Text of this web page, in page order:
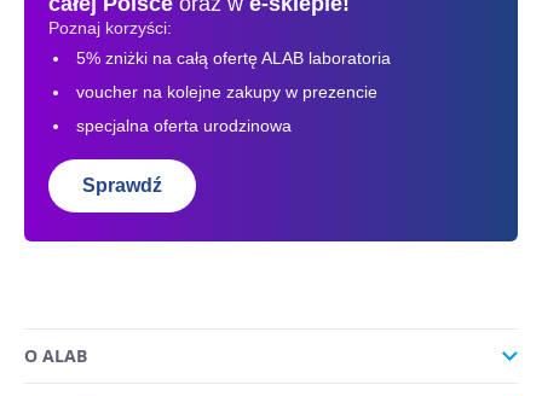
Poznaj korzyści:
5% zniżki na całą ofertę ALAB laboratoria
voucher na kolejne zakupy w prezencie
specjalna oferta urodzinowa
Sprawdź
O ALAB